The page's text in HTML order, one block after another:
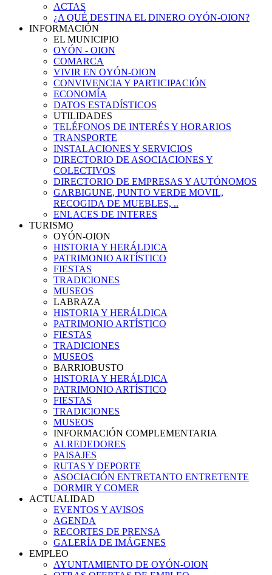
ACTAS
¿A QUÉ DESTINA EL DINERO OYÓN-OION?
INFORMACIÓN
EL MUNICIPIO
OYÓN - OION
COMARCA
VIVIR EN OYÓN-OION
CONVIVENCIA Y PARTICIPACIÓN
ECONOMÍA
DATOS ESTADÍSTICOS
UTILIDADES
TELÉFONOS DE INTERÉS Y HORARIOS
TRANSPORTE
INSTALACIONES Y SERVICIOS
DIRECTORIO DE ASOCIACIONES Y
COLECTIVOS
DIRECTORIO DE EMPRESAS Y AUTÓNOMOS
GARBIGUNE, PUNTO VERDE MOVIL,
RECOGIDA DE MUEBLES, ..
ENLACES DE INTERES
TURISMO
OYÓN-OION
HISTORIA Y HERÁLDICA
PATRIMONIO ARTÍSTICO
FIESTAS
TRADICIONES
MUSEOS
LABRAZA
HISTORIA Y HERÁLDICA
PATRIMONIO ARTÍSTICO
FIESTAS
TRADICIONES
MUSEOS
BARRIOBUSTO
HISTORIA Y HERÁLDICA
PATRIMONIO ARTÍSTICO
FIESTAS
TRADICIONES
MUSEOS
INFORMACIÓN COMPLEMENTARIA
ALREDEDORES
PAISAJES
RUTAS Y DEPORTE
ASOCIACIÓN ENTRETANTO ENTRETENTE
DORMIR Y COMER
ACTUALIDAD
EVENTOS Y AVISOS
AGENDA
RECORTES DE PRENSA
GALERÍA DE IMÁGENES
EMPLEO
AYUNTAMIENTO DE OYÓN-OION